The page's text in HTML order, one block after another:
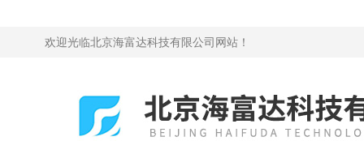
欢迎光临北京海富达科技有限公司网站！